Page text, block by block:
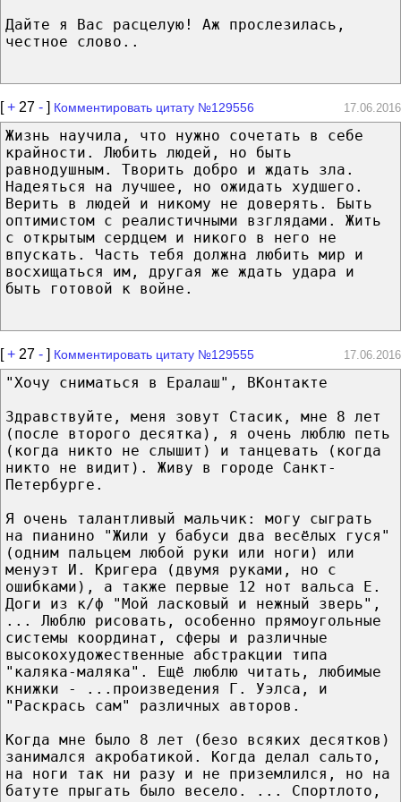
Дайте я Вас расцелую! Аж прослезилась,
честное слово..
[+ 27 - ] Комментировать цитату №129556 17.06.2016
Жизнь научила, что нужно сочетать в себе
крайности. Любить людей, но быть
равнодушным. Творить добро и ждать зла.
Надеяться на лучшее, но ожидать худшего.
Верить в людей и никому не доверять. Быть
оптимистом с реалистичными взглядами. Жить
с открытым сердцем и никого в него не
впускать. Часть тебя должна любить мир и
восхищаться им, другая же ждать удара и
быть готовой к войне.
[+ 27 - ] Комментировать цитату №129555 17.06.2016
"Хочу сниматься в Ералаш", ВКонтакте
Здравствуйте, меня зовут Стасик, мне 8 лет
(после второго десятка), я очень люблю петь
(когда никто не слышит) и танцевать (когда
никто не видит). Живу в городе Санкт-
Петербурге.
Я очень талантливый мальчик: могу сыграть
на пианино "Жили у бабуси два весёлых гуся"
(одним пальцем любой руки или ноги) или
менуэт И. Кригера (двумя руками, но с
ошибками), а также первые 12 нот вальса Е.
Доги из к/ф "Мой ласковый и нежный зверь",
... Люблю рисовать, особенно прямоугольные
системы координат, сферы и различные
высокохудожественные абстракции типа
"каляка-маляка". Ещё люблю читать, любимые
книжки - ...произведения Г. Уэлса, и
"Раскрась сам" различных авторов.
Когда мне было 8 лет (безо всяких десятков)
занимался акробатикой. Когда делал сальто,
на ноги так ни разу и не приземлился, но на
батуте прыгать было весело. ... Спортлото,